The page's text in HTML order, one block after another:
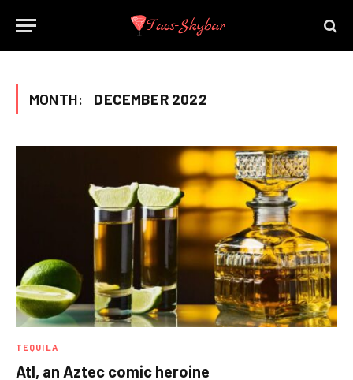
MONTH: DECEMBER 2022
TEQUILA
Atl, an Aztec comic heroine